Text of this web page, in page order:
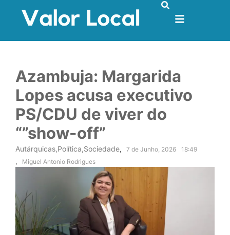
Azambuja: Margarida
Lopes acusa executivo
PS/CDU de viver do
“”show-off”
Autárquicas,Política,Sociedade, 7 de Junho, 2026
18:49
,
Miguel Antonio Rodrigues